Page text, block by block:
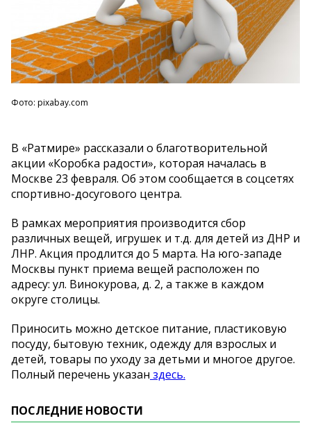
Фото: pixabay.com
В «Ратмире» рассказали о благотворительной
акции «Коробка радости», которая началась в
Москве 23 февраля. Об этом сообщается в соцсетях
спортивно-досугового центра.
В рамках мероприятия производится сбор
различных вещей, игрушек и т.д. для детей из ДНР и
ЛНР. Акция продлится до 5 марта. На юго-западе
Москвы пункт приема вещей расположен по
адресу: ул. Винокурова, д. 2, а также в каждом
округе столицы.
Приносить можно детское питание, пластиковую
посуду, бытовую техник, одежду для взрослых и
детей, товары по уходу за детьми и многое другое.
Полный перечень указан здесь.
ПОСЛЕДНИЕ НОВОСТИ